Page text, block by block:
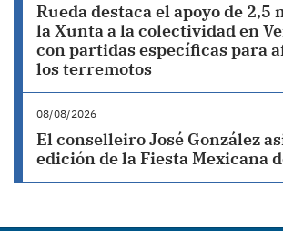
Rueda destaca el apoyo de 2,5
la Xunta a la colectividad en
con partidas específicas para
los terremotos
08/08/2026
El conselleiro José González
edición de la Fiesta Mexicana